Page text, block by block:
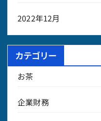
2022年12月
カテゴリー
お茶
企業財務